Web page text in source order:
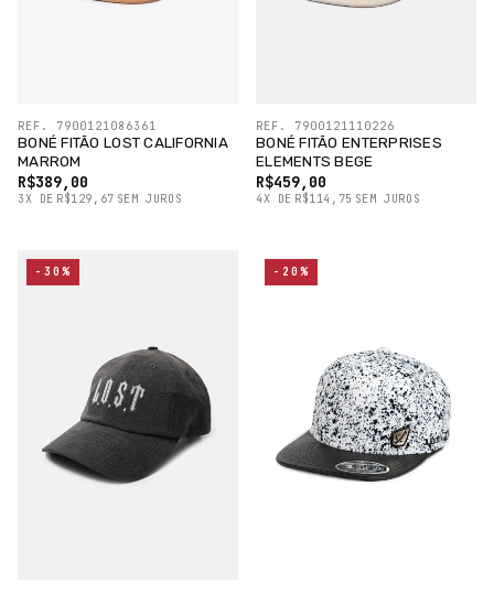
BONÉ FITÃO LOST CALIFORNIA
MARROM
R$389,00
3X DE R$129,67 SEM JUROS
REF. 7900121086361
BONÉ FITÃO ENTERPRISES
ELEMENTS BEGE
R$459,00
4X DE R$114,75 SEM JUROS
REF. 7900121110226
-30% -20%